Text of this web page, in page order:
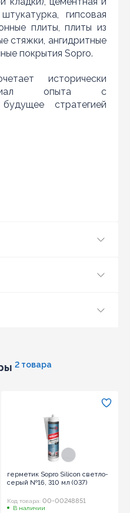
гипсовая
плиты, плиты из
стяжки, ангидритные
покрытия Sopro.
исторически
опыта с
стратегией
2 товара
герметик Sopro Silicon светло-
серый №16, 310 мл (037)
Код товара: 00-00248851
В наличии